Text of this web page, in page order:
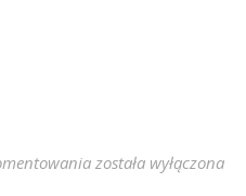
Wiejska Zagroda
została wyłączona